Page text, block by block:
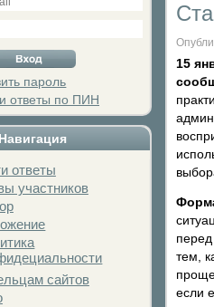
пароль
ответы по ПИН
Навигация
ответы
участников
сайтов
15
тем,
если